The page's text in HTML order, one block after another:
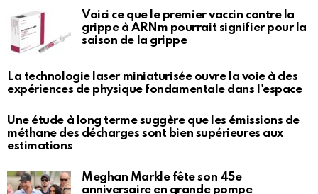
Voici ce que le premier vaccin contre la
grippe à ARNm pourrait signifier pour la
saison de la grippe
La technologie laser miniaturisée ouvre la voie à des
expériences de physique fondamentale dans l'espace
Une étude à long terme suggère que les émissions de
méthane des décharges sont bien supérieures aux
estimations
Meghan Markle fête son 45e
anniversaire en grande pompe